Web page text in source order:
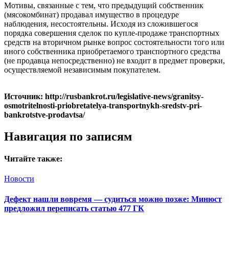
Мотивы, связанные с тем, что предыдущий собственник
(мясокомбинат) продавал имущество в процедуре
наблюдения, несостоятельны. Исходя из сложившегося
порядка совершения сделок по купле-продаже транспортных
средств на вторичном рынке вопрос состоятельности того или
иного собственника приобретаемого транспортного средства
(не продавца непосредственно) не входит в предмет проверки,
осуществляемой независимым покупателем.
Источник: http://rusbankrot.ru/legislative-news/granitsy-
osmotritelnosti-priobretatelya-transportnykh-sredstv-pri-
bankrotstve-prodavtsa/
Навигация по записям
Читайте также:
Новости
Дефект нашли вовремя — судиться можно позже: Минюст
предложил переписать статью 477 ГК